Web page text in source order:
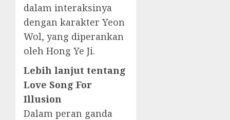
dalam interaksinya
dengan karakter Yeon
Wol, yang diperankan
oleh Hong Ye Ji.
Lebih lanjut tentang
Love Song For
Illusion
Dalam peran ganda